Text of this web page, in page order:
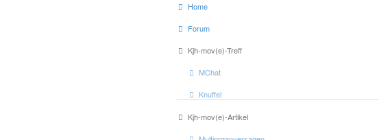
Home
Forum
Kjh-mov(e)-Treff
MChat
Knuffel
Kjh-mov(e)-Artikel